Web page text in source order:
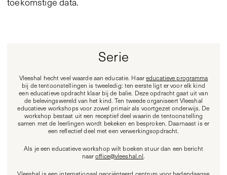
Serie
Vleeshal hecht veel waarde aan educatie. Haareducatieve programma
bij de tentoonstellingen is tweeledig: ten eerste ligt er voor elk kind
een educatieve opdracht klaar bij de balie. Deze opdracht gaat uit van
de belevingswereld van het kind. Ten tweede organiseert Vleeshal
educatieve workshops voor zowel primair als voortgezet onderwijs. De
workshop bestaat uit een receptief deel waarin de tentoonstelling
samen met de leerlingen wordt bekeken en besproken. Daarnaast is er
een reflectief deel met een verwerkingsopdracht.
Als je een educatieve workshop wilt boeken stuur dan een bericht
naaroffice@vleeshal.nl